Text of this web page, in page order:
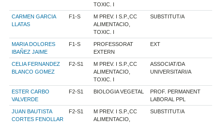
TOXIC. I
CARMEN GARCIA
LLATAS
F1-S
M PREV. I S.P.,CC
ALIMENTACIO,
TOXIC. I
SUBSTITUT/A
MARIA DOLORES
IBAÑEZ JAIME
F1-S
PROFESSORAT
EXTERN
EXT
CELIA FERNANDEZ
BLANCO GOMEZ
F2-S1
M PREV. I S.P.,CC
ALIMENTACIO,
TOXIC. I
ASSOCIAT/DA
UNIVERSITARI/A
ESTER CARBO
VALVERDE
F2-S1 BIOLOGIA VEGETAL
PROF. PERMANENT
LABORAL PPL
JUAN BAUTISTA
CORTES FENOLLAR
F2-S1
M PREV. I S.P.,CC
ALIMENTACIO,
SUBSTITUT/A